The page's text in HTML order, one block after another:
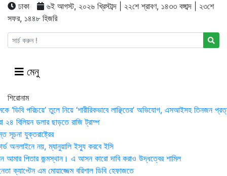
ঢাকা
৬ই আগস্ট, ২০২৬ খ্রিস্টাব্দ | ২২শে শ্রাবণ, ১৪৩৩ বঙ্গাব্দ | ২৩শে
সফর, ১৪৪৮ হিজরি
মেনু
শিরোনাম
‘ডিবি পরিচয়ে’ তুলে নিয়ে ‘শারীরিকভাবে লাঞ্ছিতের’ অভিযোগ, এসআইসহ তিনজন
২৪ বিলিয়ন ডলার ছাড়তে রাজি ট্রাম্প
সূচনা যুক্তরাষ্ট্রের
অনলাইনে নয়, ম্যানুয়ালি ইস্যু করবে ইসি
পিতার জন্মস্থান। এ আসন কারো দাবি করাও উদ্ধত্বের শামিল
ক্যাপ্টেন এম মোয়াজ্জেম বরিশাল ডিবি হেফাজতে